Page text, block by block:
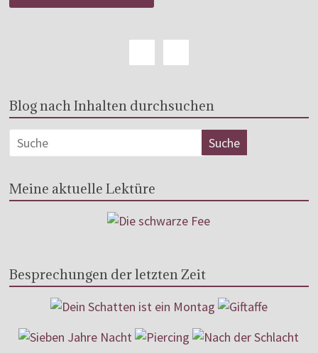
Blog nach Inhalten durchsuchen
Meine aktuelle Lektüre
Besprechungen der letzten Zeit